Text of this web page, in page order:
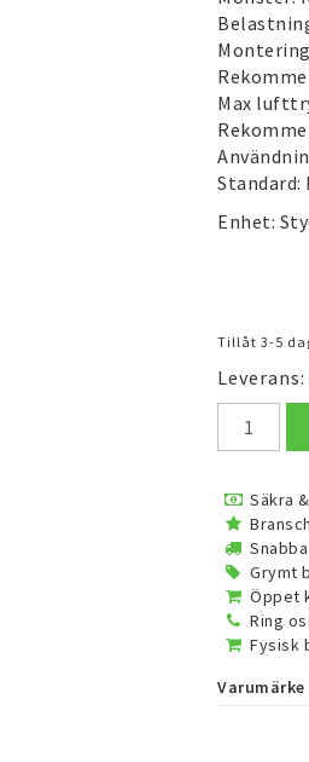
Max
Standard:
Enhet:
Tillåt 3-5
Leverans:
Säkra
Grymt
Öppet
Ring
Fysisk
Varumärke